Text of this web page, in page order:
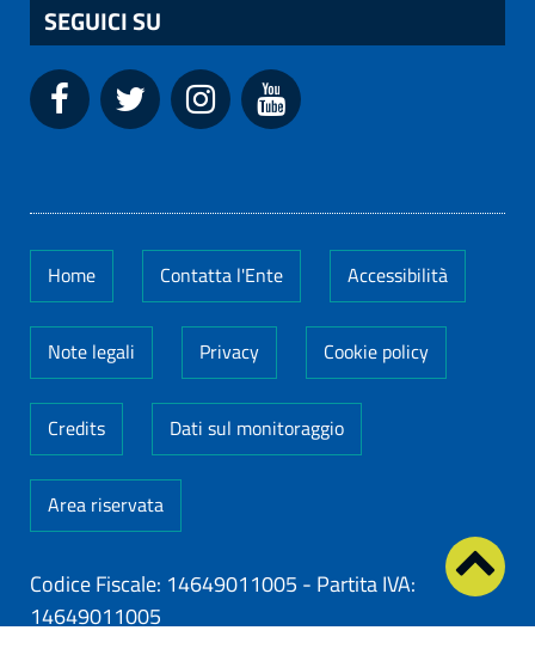
SEGUICI SU
Home Contatta l'Ente Accessibilità
Note legali Privacy Cookie policy
Credits Dati sul monitoraggio
Area riservata
Codice Fiscale: 14649011005 - Partita IVA:
14649011005